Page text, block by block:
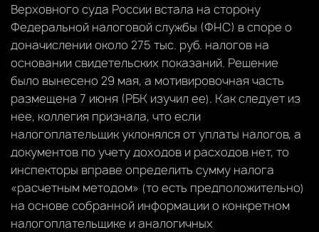
Верховного суда России встала на сторону
Федеральной налоговой службы (ФНС) в споре о
доначислении около 275 тыс. руб. налогов на
основании свидетельских показаний. Решение
было вынесено 29 мая, а мотивировочная часть
размещена 7 июня (РБК изучил ее). Как следует из
нее, коллегия признала, что если
налогоплательщик уклонялся от уплаты налогов, а
документов по учету доходов и расходов нет, то
инспекторы вправе определить сумму налога
«расчетным методом» (то есть предположительно)
на основе собранной информации о конкретном
налогоплательщике и аналогичных